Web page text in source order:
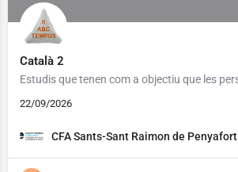
Català 2
22/09/2026
CFA Sants-Sant Raimon de Penyafort